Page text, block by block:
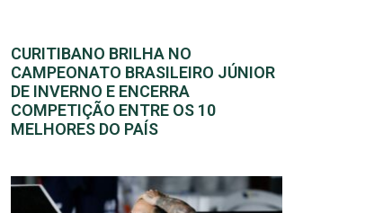
CURITIBANO BRILHA NO
CAMPEONATO BRASILEIRO JÚNIOR
DE INVERNO E ENCERRA
COMPETIÇÃO ENTRE OS 10
MELHORES DO PAÍS